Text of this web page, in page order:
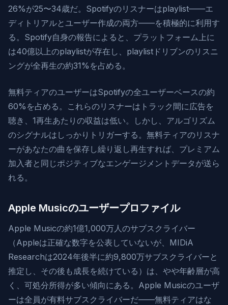
26%が25〜34歳だ。Spotifyのリスナーはplaylist——エ
ディトリアルとユーザー作成の両方——を積極的に利用す
る。Spotify自身の報告によると、プラットフォーム上に
は40億以上のplaylistが存在し、playlistドリブンのリスニ
ングが全再生の約31%を占める。
無料ティアのユーザーはSpotifyの全ユーザーベースの約
60%を占める。これらのリスナーはトラック間に広告を
聴き、1再生あたりの収益は低い。しかし、アルゴリズム
のシグナルはしっかりトリガーする。無料ティアのリスナ
ーがあなたの曲を保存し繰り返し再生すれば、プレミアム
加入者と同じポジティブなエンゲージメントデータが送ら
れる。
Apple Musicのユーザープロファイル
Apple Musicの約1億1,000万人のサブスクライバー
（Appleは正確な数字を公表していないが、MIDiA
Researchは2024年後半に約9,800万サブスクライバーと
推定し、その後も成長を続けている）は、やや年齢層が高
く、可処分所得が多い傾向にある。Apple Musicのユーザ
ーは全員が有料サブスクライバーだ——無料ティアはな